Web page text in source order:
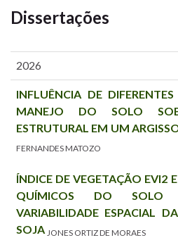
Dissertações
2026
INFLUÊNCIA DE
MANEJO DO SOLO
ESTRUTURAL EM UM
FERNANDES MATOZO
ÍNDICE DE VEGETAÇÃO EVI2
QUÍMICOS DO SOLO
VARIABILIDADE ESPACIAL
SOJA JONES ORTIZ DE MORAES